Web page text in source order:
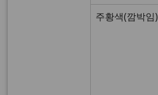
주황색(깜박임)